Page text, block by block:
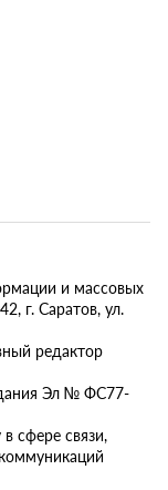
и массовых
г. Саратов, ул.
редактор
Эл № ФС77-
сфере связи,